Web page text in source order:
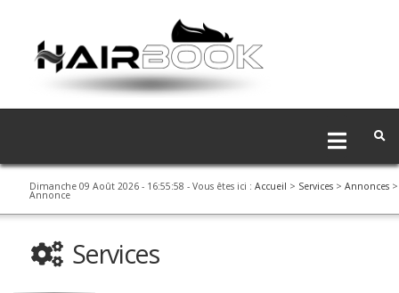
Dimanche 09 Août 2026 - 16:55:59 - Vous êtes ici : Accueil > Services > Annonces >
Annonce
Services